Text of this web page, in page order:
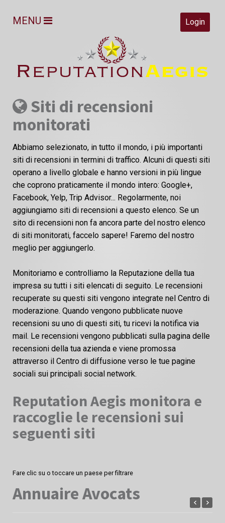
Login
MENU
Siti di recensioni
monitorati
Abbiamo selezionato, in tutto il mondo, i più importanti
siti di recensioni in termini di traffico. Alcuni di questi siti
operano a livello globale e hanno versioni in più lingue
che coprono praticamente il mondo intero: Google+,
Facebook, Yelp, Trip Advisor... Regolarmente, noi
aggiungiamo siti di recensioni a questo elenco. Se un
sito di recensioni non fa ancora parte del nostro elenco
di siti monitorati, faccelo sapere! Faremo del nostro
meglio per aggiungerlo.
Monitoriamo e controlliamo la Reputazione della tua
impresa su tutti i siti elencati di seguito. Le recensioni
recuperate su questi siti vengono integrate nel Centro di
moderazione. Quando vengono pubblicate nuove
recensioni su uno di questi siti, tu ricevi la notifica via
mail. Le recensioni vengono pubblicati sulla pagina delle
recensioni della tua azienda e viene promossa
attraverso il Centro di diffusione verso le tue pagine
sociali sui principali social network.
Reputation Aegis monitora e
raccoglie le recensioni sui
seguenti siti
Fare clic su o toccare un paese per filtrare
Annuaire Avocats